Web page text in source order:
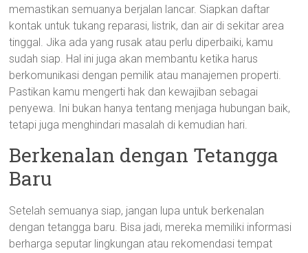
memastikan semuanya berjalan lancar. Siapkan daftar
kontak untuk tukang reparasi, listrik, dan air di sekitar area
tinggal. Jika ada yang rusak atau perlu diperbaiki, kamu
sudah siap. Hal ini juga akan membantu ketika harus
berkomunikasi dengan pemilik atau manajemen properti.
Pastikan kamu mengerti hak dan kewajiban sebagai
penyewa. Ini bukan hanya tentang menjaga hubungan baik,
tetapi juga menghindari masalah di kemudian hari.
Berkenalan dengan Tetangga
Baru
Setelah semuanya siap, jangan lupa untuk berkenalan
dengan tetangga baru. Bisa jadi, mereka memiliki informasi
berharga seputar lingkungan atau rekomendasi tempat